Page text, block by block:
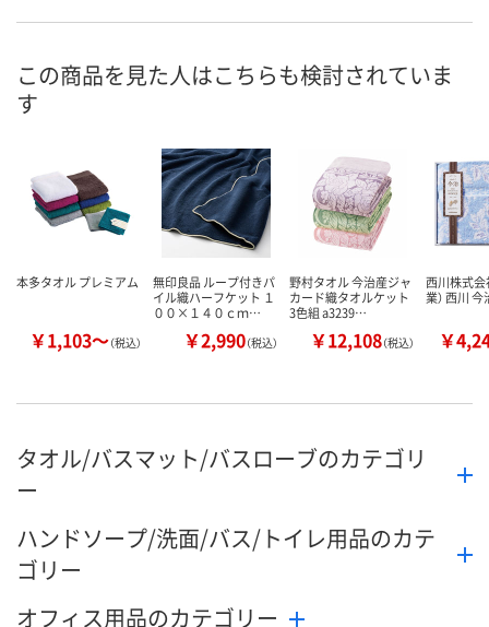
8月11日（火）
カゴへ カ
この商品を見た人はこちらも検討されていま
す
本多タオル プレミアム
￥1,103～（税込）
無印良品 ループ付きパ
イル織ハーフケット １
００×１４０ｃｍ…
￥2,990（税込）
野村タオル 今治産ジャ
カード織タオルケット
3色組 a3239…
￥12,108（税込）
西川株式会
業） 西川
￥
タオル/バスマット/バスローブのカテゴリ
ー
ハンドソープ/洗面/バス/トイレ用品のカテ
ゴリー
オフィス用品のカテゴリー